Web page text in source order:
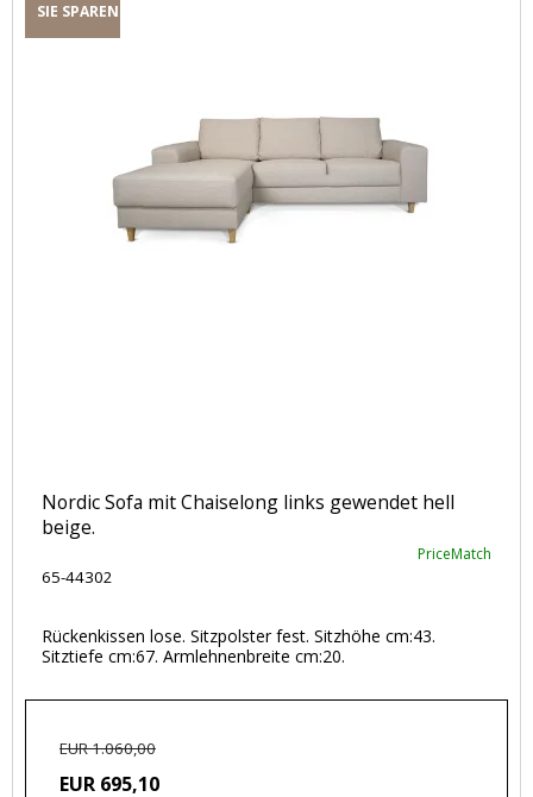
SIE SPAREN
Nordic Sofa mit Chaiselong links gewendet hell
beige.
PriceMatch
65-44302
Rückenkissen lose. Sitzpolster fest. Sitzhöhe cm:43.
Sitztiefe cm:67. Armlehnenbreite cm:20.
EUR 1.060,00
EUR 695,10